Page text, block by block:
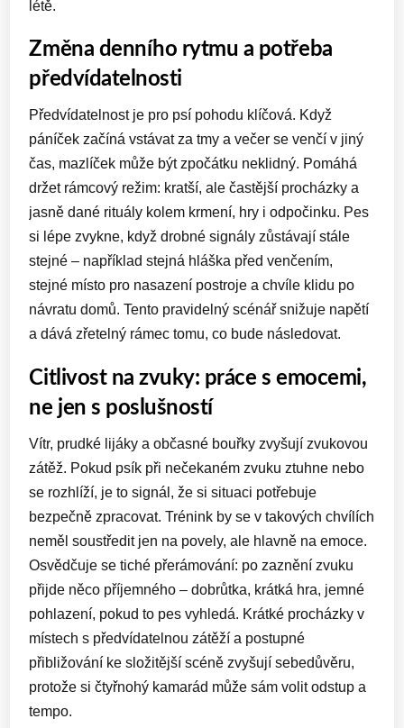
létě.
Změna denního rytmu a potřeba
předvídatelnosti
Předvídatelnost je pro psí pohodu klíčová. Když
páníček začíná vstávat za tmy a večer se venčí v jiný
čas, mazlíček může být zpočátku neklidný. Pomáhá
držet rámcový režim: kratší, ale častější procházky a
jasně dané rituály kolem krmení, hry i odpočinku. Pes
si lépe zvykne, když drobné signály zůstávají stále
stejné – například stejná hláška před venčením,
stejné místo pro nasazení postroje a chvíle klidu po
návratu domů. Tento pravidelný scénář snižuje napětí
a dává zřetelný rámec tomu, co bude následovat.
Citlivost na zvuky: práce s emocemi,
ne jen s poslušností
Vítr, prudké lijáky a občasné bouřky zvyšují zvukovou
zátěž. Pokud psík při nečekaném zvuku ztuhne nebo
se rozhlíží, je to signál, že si situaci potřebuje
bezpečně zpracovat. Trénink by se v takových chvílích
neměl soustředit jen na povely, ale hlavně na emoce.
Osvědčuje se tiché přerámování: po zaznění zvuku
přijde něco příjemného – dobrůtka, krátká hra, jemné
pohlazení, pokud to pes vyhledá. Krátké procházky v
místech s předvídatelnou zátěží a postupné
přibližování ke složitější scéně zvyšují sebedůvěru,
protože si čtyřnohý kamarád může sám volit odstup a
tempo.